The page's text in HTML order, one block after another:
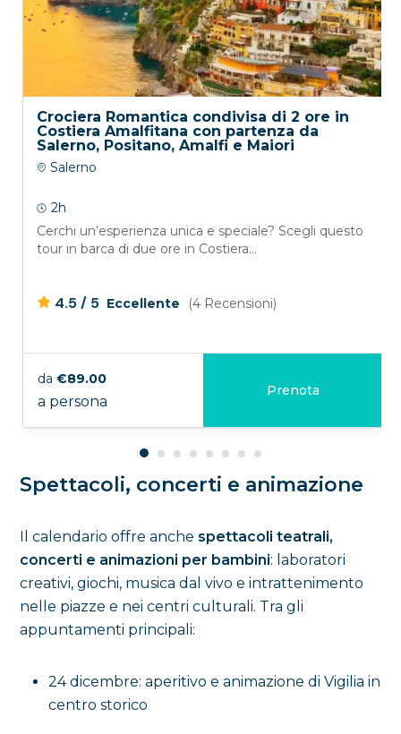
Crociera Romantica condivisa di 2 ore in
Costiera Amalfitana con partenza da
Salerno, Positano, Amalfi e Maiori
Salerno
2h
Cerchi un’esperienza unica e speciale? Scegli questo
tour in barca di due ore in Costiera...
4.5 / 5 Eccellente (4 Recensioni)
da €89.00
a persona
Prenota
Spettacoli, concerti e animazione
Il calendario offre anche spettacoli teatrali,
concerti e animazioni per bambini: laboratori
creativi, giochi, musica dal vivo e intrattenimento
nelle piazze e nei centri culturali. Tra gli
appuntamenti principali:
24 dicembre: aperitivo e animazione di Vigilia in
centro storico